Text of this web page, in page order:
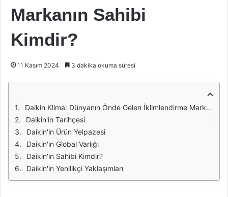
Markanın Sahibi
Kimdir?
11 Kasım 2024 3 dakika okuma süresi
Daikin Klima: Dünyanın Önde Gelen İklimlendirme Markası
Daikin'in Tarihçesi
Daikin'in Ürün Yelpazesi
Daikin'in Global Varlığı
Daikin'in Sahibi Kimdir?
Daikin'in Yenilikçi Yaklaşımları